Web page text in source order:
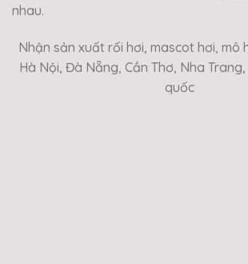
nhau.
Nhận sản xuất rối hơi, mascot hơi, mô
Hà Nội, Đà Nẵng, Cần Thơ, Nha
quốc